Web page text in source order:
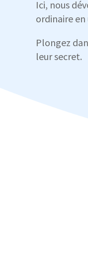
Ici, nous
ordinaire en
Plongez
leur secret.